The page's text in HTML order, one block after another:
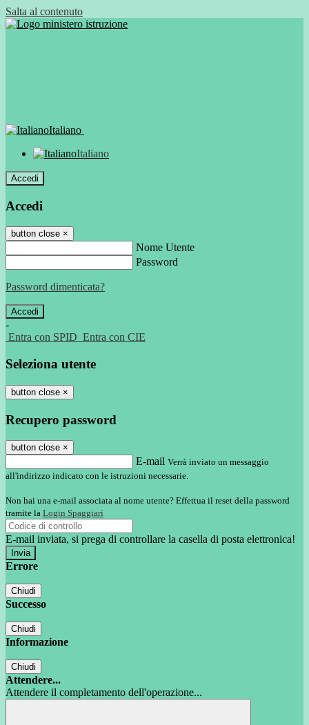
Salta al contenuto
Italiano
Italiano
Accedi
Accedi
button close ×
Nome Utente
Password
Password dimenticata?
-
Entra con SPID Entra con CIE
Seleziona utente
button close ×
Recupero password
button close ×
E-mail Verrà inviato un messaggio
all'indirizzo indicato con le istruzioni necessarie.
Non hai una e-mail associata al nome utente? Effettua il reset della password
tramite la Login Spaggiari
E-mail inviata, si prega di controllare la casella di posta elettronica!
Errore
Chiudi
Successo
Chiudi
Informazione
Chiudi
Attendere...
Attendere il completamento dell'operazione...